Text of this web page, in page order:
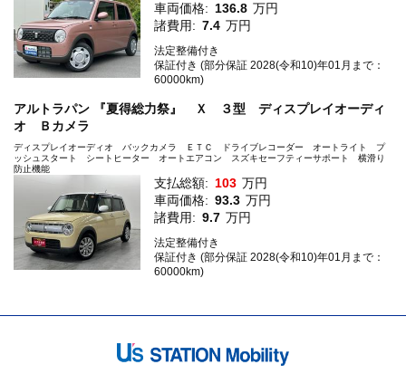
車両価格: 136.8 万円
諸費用: 7.4 万円
法定整備付き
保証付き (部分保証 2028(令和10)年01月まで：
60000km)
アルトラパン 『夏得総力祭』 Ｘ ３型 ディスプレイオーディ
オ Ｂカメラ
ディスプレイオーディオ バックカメラ ＥＴＣ ドライブレコーダー オートライト プ
ッシュスタート シートヒーター オートエアコン スズキセーフティーサポート 横滑り
防止機能
支払総額: 103 万円
車両価格: 93.3 万円
諸費用: 9.7 万円
法定整備付き
保証付き (部分保証 2028(令和10)年01月まで：
60000km)